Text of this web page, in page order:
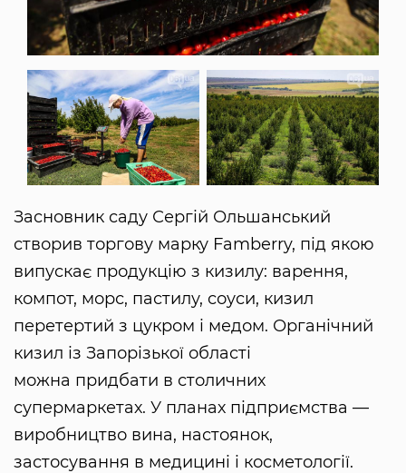
Засновник саду Сергій Ольшанський
створив торгову марку Famberry, під якою
випускає продукцію з кизилу: варення,
компот, морс, пастилу, соуси, кизил
перетертий з цукром і медом. Органічний
кизил із Запорізької області
можна придбати в столичних
супермаркетах. У планах підприємства —
виробництво вина, настоянок,
застосування в медицині і косметології.